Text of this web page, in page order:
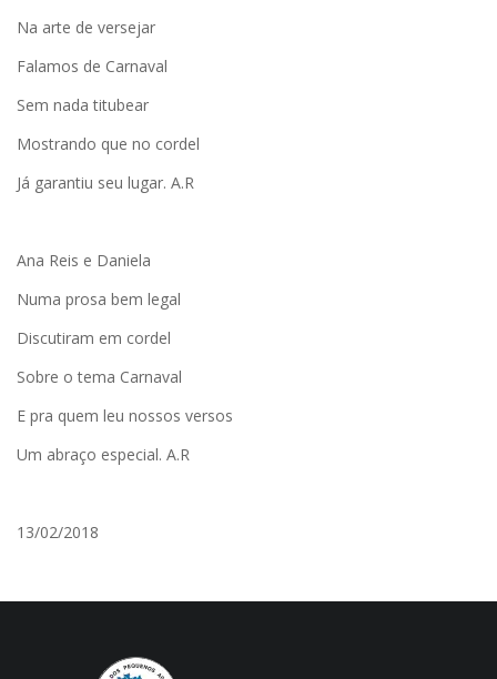
Na arte de versejar
Falamos de Carnaval
Sem nada titubear
Mostrando que no cordel
Já garantiu seu lugar. A.R
Ana Reis e Daniela
Numa prosa bem legal
Discutiram em cordel
Sobre o tema Carnaval
E pra quem leu nossos versos
Um abraço especial. A.R
13/02/2018